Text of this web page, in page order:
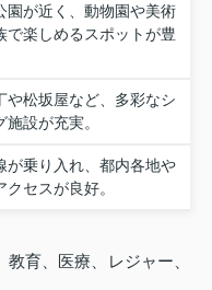
園が近く、動物園や美術
で楽しめるスポットが豊
や松坂屋など、多彩なシ
施設が充実。
が乗り入れ、都内各地や
クセスが良好。
育、医療、レジャー、